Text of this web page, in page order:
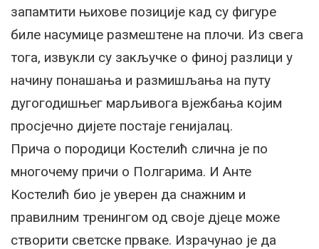
запамтити њихове позиције кад су фигуре
биле насумице размештене на плочи. Из свега
тога, извукли су закључке о финој разлици у
начину понашања и размишљања на путу
дугогодишњег марљивога вјежбања којим
просјечно дијете постаје генијалац.
Прича о породици Костелић слична је по
многочему причи о Полгарима. И Анте
Костелић био је уверен да снажним и
правилним тренингом од своје дјеце може
створити светске прваке. Израчунао је да